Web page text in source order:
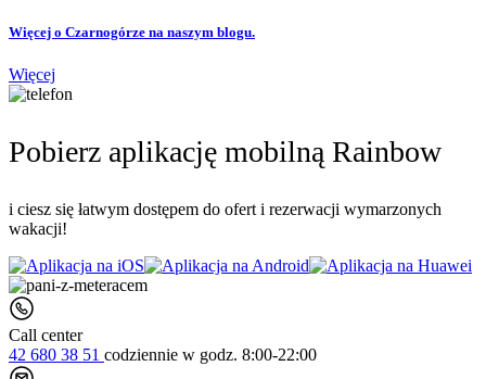
Więcej o Czarnogórze na naszym blogu.
Więcej
Pobierz aplikację mobilną Rainbow
i ciesz się łatwym dostępem do ofert i rezerwacji wymarzonych
wakacji!
Call center
42 680 38 51 codziennie w godz. 8:00-22:00